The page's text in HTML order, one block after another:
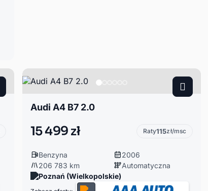
Audi A4 B7 2.0
15 499 zł Raty115zł/msc
Benzyna
2006
206 783 km
Automatyczna
Poznań (Wielkopolskie)